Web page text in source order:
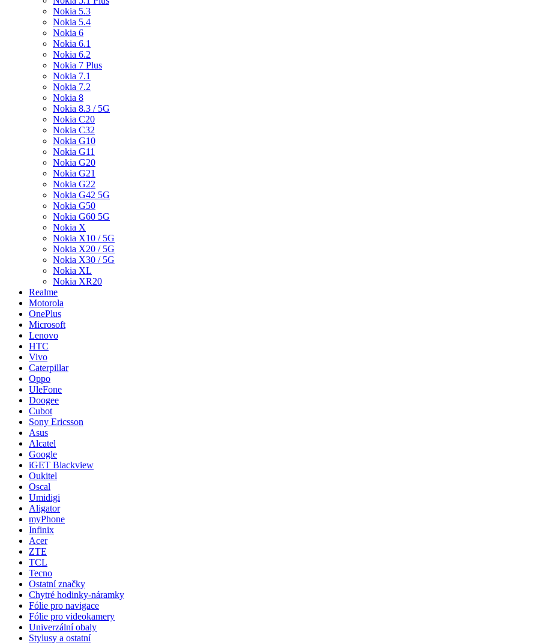
Nokia 5.3
Nokia 5.4
Nokia 6
Nokia 6.1
Nokia 6.2
Nokia 7 Plus
Nokia 7.1
Nokia 7.2
Nokia 8
Nokia 8.3 / 5G
Nokia C20
Nokia C32
Nokia G10
Nokia G11
Nokia G20
Nokia G21
Nokia G22
Nokia G42 5G
Nokia G50
Nokia G60 5G
Nokia X
Nokia X10 / 5G
Nokia X20 / 5G
Nokia X30 / 5G
Nokia XL
Nokia XR20
Realme
Motorola
OnePlus
Microsoft
Lenovo
HTC
Vivo
Caterpillar
Oppo
UleFone
Doogee
Cubot
Sony Ericsson
Asus
Alcatel
Google
iGET Blackview
Oukitel
Oscal
Umidigi
Aligator
myPhone
Infinix
Acer
ZTE
TCL
Tecno
Ostatní značky
Chytré hodinky-náramky
Fólie pro navigace
Fólie pro videokamery
Univerzální obaly
Stylusy a ostatní